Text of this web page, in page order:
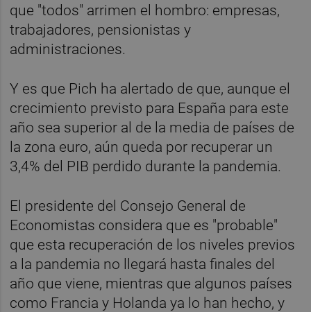
que "todos" arrimen el hombro: empresas,
trabajadores, pensionistas y
administraciones.
Y es que Pich ha alertado de que, aunque el
crecimiento previsto para España para este
año sea superior al de la media de países de
la zona euro, aún queda por recuperar un
3,4% del PIB perdido durante la pandemia.
El presidente del Consejo General de
Economistas considera que es "probable"
que esta recuperación de los niveles previos
a la pandemia no llegará hasta finales del
año que viene, mientras que algunos países
como Francia y Holanda ya lo han hecho, y